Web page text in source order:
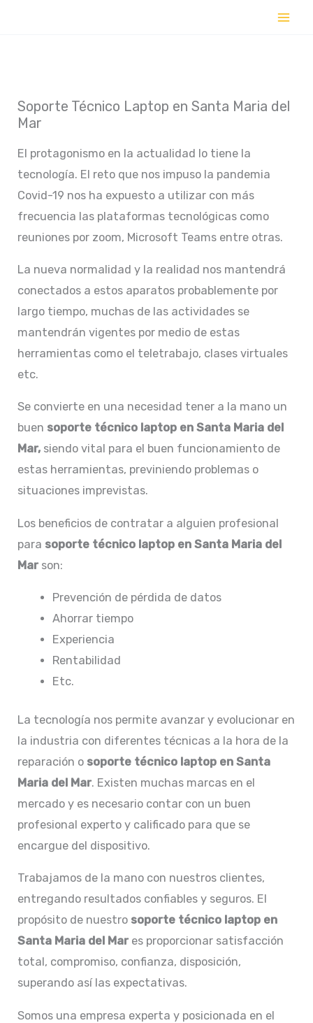
Soporte Técnico Laptop en Santa Maria del
Mar
El protagonismo en la actualidad lo tiene la
tecnología. El reto que nos impuso la pandemia
Covid-19 nos ha expuesto a utilizar con más
frecuencia las plataformas tecnológicas como
reuniones por zoom, Microsoft Teams entre otras.
La nueva normalidad y la realidad nos mantendrá
conectados a estos aparatos probablemente por
largo tiempo, muchas de las actividades se
mantendrán vigentes por medio de estas
herramientas como el teletrabajo, clases virtuales
etc.
Se convierte en una necesidad tener a la mano un
buen soporte técnico laptop en Santa Maria del
Mar, siendo vital para el buen funcionamiento de
estas herramientas, previniendo problemas o
situaciones imprevistas.
Los beneficios de contratar a alguien profesional
para soporte técnico laptop en Santa Maria del
Mar son:
Prevención de pérdida de datos
Ahorrar tiempo
Experiencia
Rentabilidad
Etc.
La tecnología nos permite avanzar y evolucionar en
la industria con diferentes técnicas a la hora de la
reparación o soporte técnico laptop en Santa
Maria del Mar. Existen muchas marcas en el
mercado y es necesario contar con un buen
profesional experto y calificado para que se
encargue del dispositivo.
Trabajamos de la mano con nuestros clientes,
entregando resultados confiables y seguros. El
propósito de nuestro soporte técnico laptop en
Santa Maria del Mar es proporcionar satisfacción
total, compromiso, confianza, disposición,
superando así las expectativas.
Somos una empresa experta y posicionada en el